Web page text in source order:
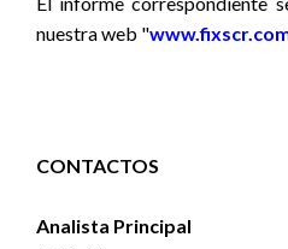
nuestra web "
CONTACTOS
Analista Principal